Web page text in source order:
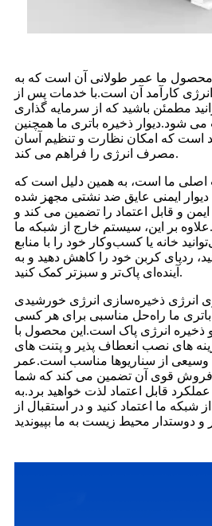
محصول ما عمر طولانی آن است که به
کارآمد آن است.با خدمات پس از
مطمئن باشید که از سرمایه گذاری
شود.دیوار ذخیره باتری ما همچنین
است که امکان نظارت و تنظیم آسان
مصرف انرژی را فراهم می کند.
اصلی ما است، به همین دلیل است که
دیوار ایمنی عایق ضد نشتی مجهز شده
و قابل اعتماد را تضمین می کند و
بر این، سیستم خارج از شبکه ما
خانه یا کسب‌وکار خود را با منابع
ردپای کربن خود را کاهش دهید و به
آینده‌ای پاک‌تر و سبزتر کمک کنید.
انرژی ذخیره‌سازی انرژی خورشیدی
ما راه‌حل مناسبی برای هر کسی
ذخیره انرژی پاک است.این محصول با
های نصب انعطاف پذیر و پتنت های
وسیعی از سناریوها مناسب است.عمر
قوی آن تضمین می کند که شما
قابل اعتماد لذت خواهید برد.به
شبکه ما اعتماد کنید و در استقبال از